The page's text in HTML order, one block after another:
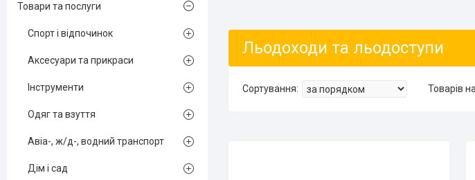
Льодоходи та льодоступи
Товари та послуги
Спорт і відпочинок
Аксесуари та прикраси
Інструменти
Одяг та взуття
Авіа-, ж/д-, водний транспорт
Дім і сад